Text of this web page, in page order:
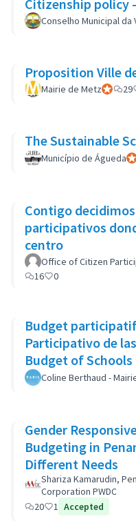
Citizenship policy
Conselho Municipal da
Proposition Ville
Mairie de Metz 29
The Sustainable
Município de Águeda
Contigo
participativos
centro
Office of Citizen
16
0
Budget
Participativo de
Budget of Schools
Coline Berthaud -
Gender
Budgeting in
Different Needs
Shariza Kamarudin,
Corporation PWDC
20
1 Accepted